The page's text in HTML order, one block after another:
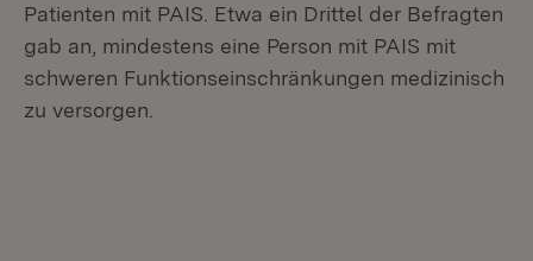
Patienten mit PAIS. Etwa ein Drittel der Befragten
gab an, mindestens eine Person mit PAIS mit
schweren Funktionseinschränkungen medizinisch
zu versorgen.